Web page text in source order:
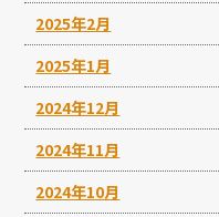
2025年2月
2025年1月
2024年12月
2024年11月
2024年10月